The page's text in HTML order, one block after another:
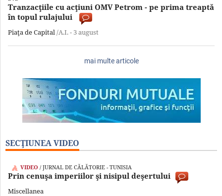
Tranzacţiile cu acţiuni OMV Petrom - pe prima treaptă
în topul rulajului
Piaţa de Capital/A.I. - 3 august
mai multe articole
SECŢIUNEA VIDEO
/ JURNAL DE CĂLĂTORIE - TUNISIA
Prin cenuşa imperiilor şi nisipul deşertului
Miscellanea